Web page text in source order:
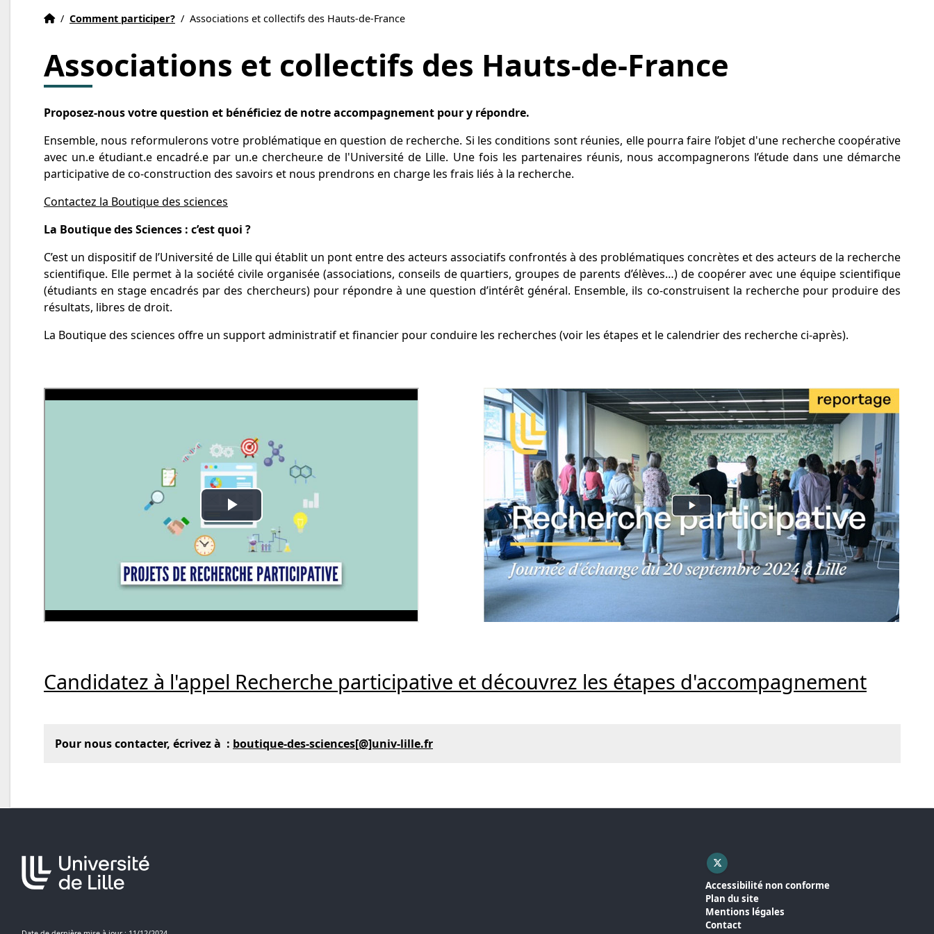
Accueil
Accueil
/ Comment participer? / Associations et collectifs des Hauts-de-France
Associations et collectifs des Hauts-de-France
Proposez-nous votre question et bénéficiez de notre accompagnement pour y répondre.
Ensemble, nous reformulerons votre problématique en question de recherche. Si les conditions sont réunies, elle pourra faire l’objet d'une recherche coopérative
avec un.e étudiant.e encadré.e par un.e chercheur.e de l'Université de Lille. Une fois les partenaires réunis, nous accompagnerons l’étude dans une démarche
participative de co-construction des savoirs et nous prendrons en charge les frais liés à la recherche.
Contactez la Boutique des sciences
La Boutique des Sciences : c’est quoi ?
C’est un dispositif de l’Université de Lille qui établit un pont entre des acteurs associatifs confrontés à des problématiques concrètes et des acteurs de la recherche
scientifique. Elle permet à la société civile organisée (associations, conseils de quartiers, groupes de parents d’élèves…) de coopérer avec une équipe scientifique
(étudiants en stage encadrés par des chercheurs) pour répondre à une question d’intérêt général. Ensemble, ils co-construisent la recherche pour produire des
résultats, libres de droit.
La Boutique des sciences offre un support administratif et financier pour conduire les recherches (voir les étapes et le calendrier des recherche ci-après).
Candidatez à l'appel Recherche participative et découvrez les étapes d'accompagnement
Pour nous contacter, écrivez à : boutique-des-sciences[@]univ-lille.fr
X ( nouvelle fenêtre)
Accessibilité non conforme
Plan du site
Mentions légales
Contact